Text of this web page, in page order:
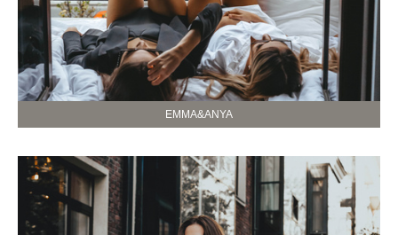
EMMA&ANYA